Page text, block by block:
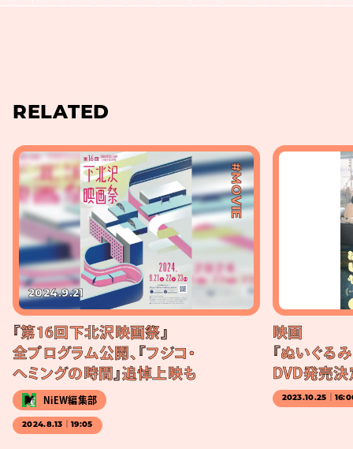
RELATED
#MOVIE
2024.9.21
『第16回下北沢映画祭』
全プログラム公開、『フジコ・
ヘミングの時間』追悼上映も
NiEW編集部
2024.8.13｜19:05
映画
『ぬいぐる
DVD発売決
2023.10.25｜